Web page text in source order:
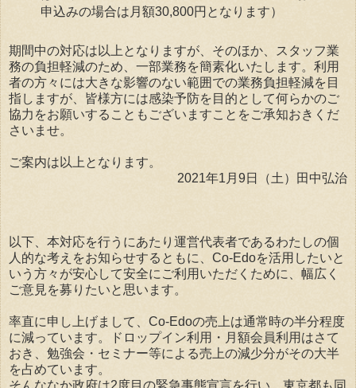
申込みの場合は月額30,800円となります）
期間中の対応は以上となりますが、そのほか、スタッフ業
務の負担軽減のため、一部業務を簡素化いたします。利用
者の方々には大きな影響のない範囲での業務負担軽減を目
指しますが、皆様方には感染予防を目的として何らかのご
協力をお願いすることもございますことをご承知おきくだ
さいませ。
ご案内は以上となります。
2021年1月9日（土）田中弘治
以下、本対応を行うにあたり運営代表者であるわたしの個
人的な考えをお知らせするともに、Co-Edoを活用したいと
いう方々が安心して安全にご利用いただくために、幅広く
ご意見を募りたいと思います。
率直に申し上げまして、Co-Edoの売上は通常時の半分程度
に減っています。ドロップイン利用・月額会員利用はさて
おき、勉強会・セミナー等による売上の減少分がその大半
を占めています。
そんななか政府は2度目の緊急事態宣言を行い、東京都も同